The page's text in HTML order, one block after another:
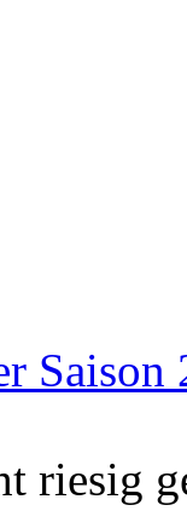
Saison
riesig